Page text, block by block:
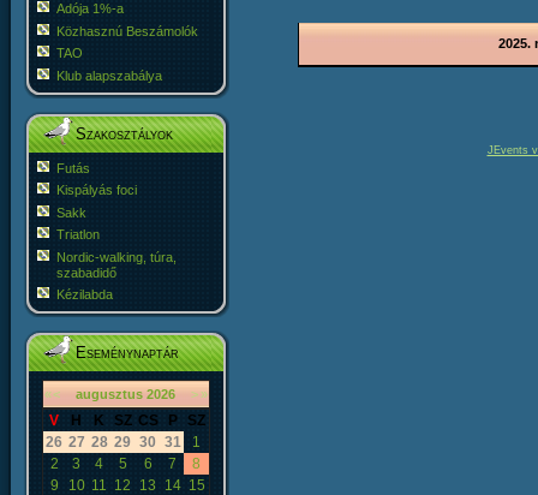
Adója 1%-a
Közhasznú Beszámolók
TAO
Klub alapszabálya
Szakosztályok
Futás
Kispályás foci
Sakk
Triatlon
Nordic-walking, túra,
szabadidő
Kézilabda
Eseménynaptár
«< augusztus 2026 >»
V H K SZ CS P
SZ
26 27 28 29 30 31
1
2
3 4 5 6 7
8
9
10 11 12 13 14 15
2025.
JEvents